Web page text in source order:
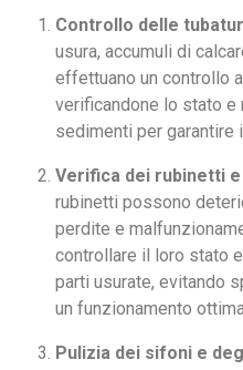
Controllo delle
usura, accumuli di
effettuano un controllo
verificandone lo stato e
sedimenti per garantire
Verifica dei rubinetti
rubinetti possono
perdite e
controllare il loro stato
parti usurate, evitando
un funzionamento
Pulizia dei sifoni e